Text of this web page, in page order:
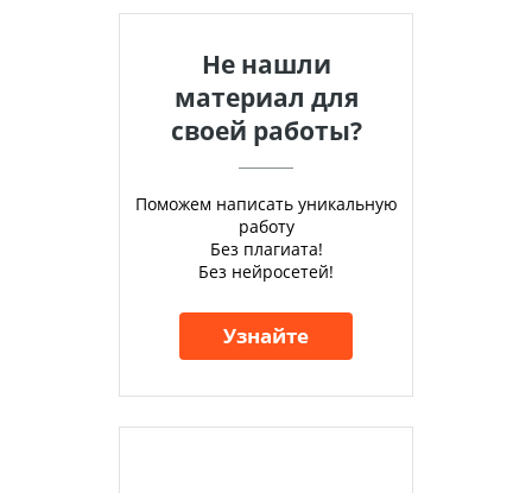
Не нашли
материал для
своей работы?
Поможем написать уникальную
работу
Без плагиата!
Без нейросетей!
Узнайте